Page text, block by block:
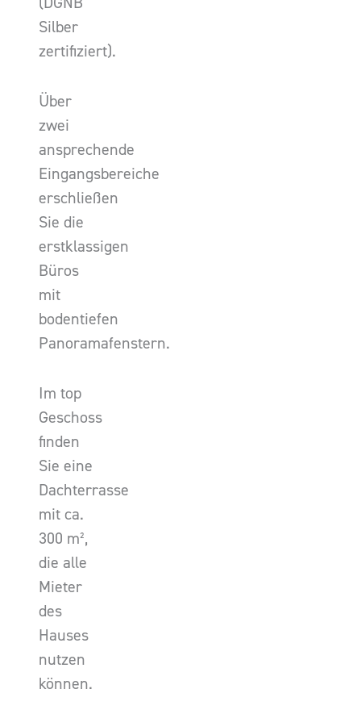
Silber
zertifiziert).
Über
zwei
ansprechende
Eingangsbereiche
erschließen
Sie die
erstklassigen
Büros
mit
bodentiefen
Panoramafenstern.
Im top
Geschoss
finden
Sie eine
Dachterrasse
mit ca.
300 m²,
die alle
Mieter
des
Hauses
nutzen
können.